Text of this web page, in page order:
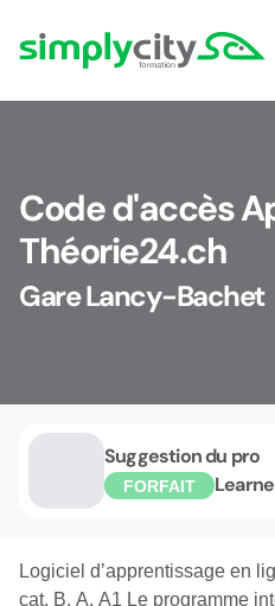
Simplycity
Code d'accès
Théorie24.ch
Gare Lancy-Bachet
Suggestion du pro
FORFAIT
Logiciel d’apprentissage en
cat. B, A, A1 Le programme